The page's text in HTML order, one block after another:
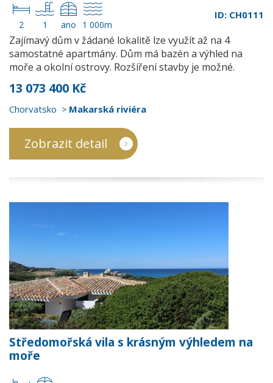
2 1 ano 1 000m
ID: CH0111
Zajímavý dům v žádané lokalitě lze využít až na 4
samostatné apartmány. Dům má bazén a výhled na
moře a okolní ostrovy. Rozšíření stavby je možné.
13 073 400 Kč
Chorvatsko Makarská riviéra
Zobrazit detail
Středomořská vila s krásným výhledem na
moře